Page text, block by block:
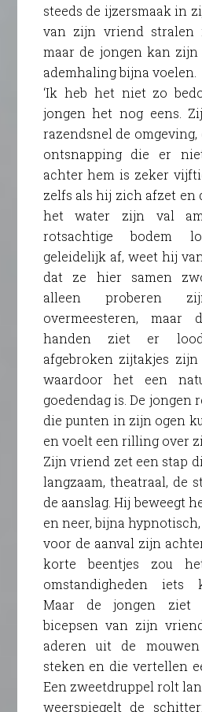
steeds de ijzersmaak in
van zijn vriend stralen
maar de jongen kan zijn
ademhaling bijna voelen.
‘Ik heb het niet zo
jongen het nog eens.
razendsnel de
ontsnapping die er
achter hem is zeker
zelfs als hij zich afzet en
het water zijn val
rotsachtige bodem
geleidelijk af, weet hij
dat ze hier samen
alleen proberen
overmeesteren,
handen ziet er
afgebroken zijtakjes
waardoor het een
goedendag is. De jongen
die punten in zijn ogen
en voelt een rilling over
Zijn vriend zet een stap
langzaam, theatraal, de
de aanslag. Hij beweegt
en neer, bijna
voor de aanval zijn
korte beentjes zou
omstandigheden iets
Maar de jongen ziet
bicepsen van zijn
aderen uit de
steken en die vertellen
Een zweetdruppel rolt
weerspiegelt de